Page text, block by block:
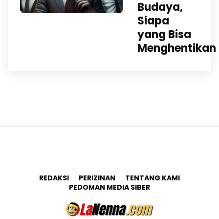
Budaya,
Siapa
yang Bisa
Menghentikan
REDAKSI PERIZINAN
TENTANG KAMI
PEDOMAN MEDIA SIBER